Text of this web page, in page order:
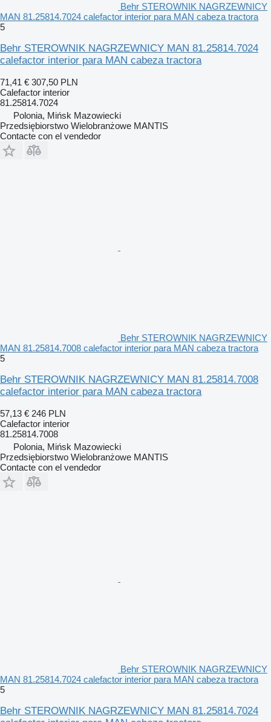
Behr STEROWNIK NAGRZEWNICY
MAN 81.25814.7024 calefactor interior para MAN cabeza tractora
5
Behr STEROWNIK NAGRZEWNICY MAN 81.25814.7024
calefactor interior para MAN cabeza tractora
71,41 € 307,50 PLN
Calefactor interior
81.25814.7024
Polonia, Mińsk Mazowiecki
Przedsiębiorstwo Wielobranżowe MANTIS
Contacte con el vendedor
Behr STEROWNIK NAGRZEWNICY
MAN 81.25814.7008 calefactor interior para MAN cabeza tractora
5
Behr STEROWNIK NAGRZEWNICY MAN 81.25814.7008
calefactor interior para MAN cabeza tractora
57,13 € 246 PLN
Calefactor interior
81.25814.7008
Polonia, Mińsk Mazowiecki
Przedsiębiorstwo Wielobranżowe MANTIS
Contacte con el vendedor
Behr STEROWNIK NAGRZEWNICY
MAN 81.25814.7024 calefactor interior para MAN cabeza tractora
5
Behr STEROWNIK NAGRZEWNICY MAN 81.25814.7024